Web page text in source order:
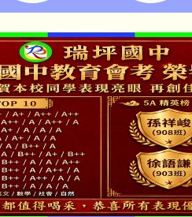
115學年度第